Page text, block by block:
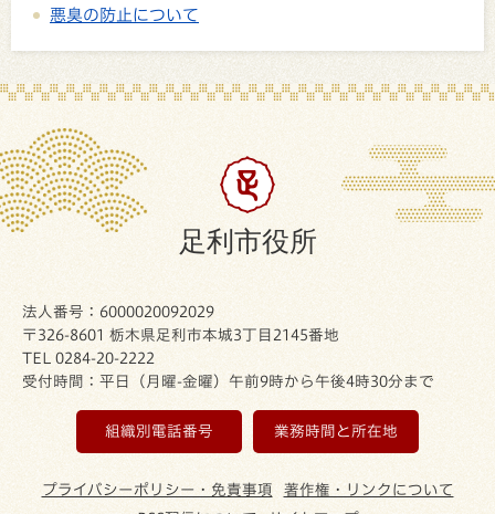
悪臭の防止について
足利市役所
法人番号：6000020092029
〒326-8601 栃木県足利市本城3丁目2145番地
TEL 0284-20-2222
受付時間：平日（月曜-金曜）午前9時から午後4時30分まで
組織別電話番号 業務時間と所在地
プライバシーポリシー・免責事項
著作権・リンクについて